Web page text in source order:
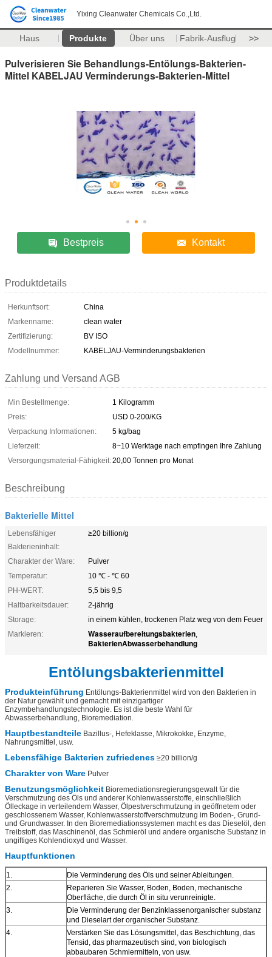
Yixing Cleanwater Chemicals Co.,Ltd.
Haus Produkte Über uns Fabrik-Ausflug >>
Pulverisieren Sie Behandlungs-Entölungs-Bakterien-
Mittel KABELJAU Verminderungs-Bakterien-Mittel
Bestpreis Kontakt
Produktdetails
Herkunftsort:
China
Markenname:
clean water
Zertifizierung:
BV ISO
Modellnummer:
KABELJAU-Verminderungsbakterien
Zahlung und Versand AGB
Min Bestellmenge:
1 Kilogramm
Preis:
USD 0-200/KG
Verpackung Informationen:
5 kg/bag
Lieferzeit:
8~10 Werktage nach empfingen Ihre Zahlung
Versorgungsmaterial-Fähigkeit:20,00 Tonnen pro Monat
Beschreibung
Bakterielle Mittel
Lebensfähiger
Bakterieninhalt:
≥20 billion/g
Charakter der Ware:
Pulver
Temperatur:
10 ℃ - ℃ 60
PH-WERT:
5,5 bis 9,5
Haltbarkeitsdauer:
2-jährig
Storage:
in einem kühlen, trockenen Platz weg von dem Feuer
Markieren:
Wasseraufbereitungsbakterien,
BakterienAbwasserbehandlung
Entölungsbakterienmittel
Produkteinführung Entölungs-Bakterienmittel wird von den Bakterien in
der Natur gewählt und gemacht mit einzigartiger
Enzymbehandlungstechnologie. Es ist die beste Wahl für
Abwasserbehandlung, Bioremediation.
Hauptbestandteile Bazillus-, Hefeklasse, Mikrokokke, Enzyme,
Nahrungsmittel, usw.
Lebensfähige Bakterien zufriedenes ≥20 billion/g
Charakter von Ware Pulver
Benutzungsmöglichkeit Bioremediationsregierungsgewalt für die
Verschmutzung des Öls und anderer Kohlenwasserstoffe, einschließlich
Ölleckage in verteilendem Wasser, Ölpestverschmutzung in geöffnetem oder
geschlossenem Wasser, Kohlenwasserstoffverschmutzung im Boden-, Grund-
und Grundwasser. In den Bioremediationssystemen macht es das Dieselöl, den
Treibstoff, das Maschinenöl, das Schmieröl und andere organische Substanz in
ungiftiges Kohlendioxyd und Wasser.
Hauptfunktionen
1.
Die Verminderung des Öls und seiner Ableitungen.
2.
Reparieren Sie Wasser, Boden, Boden, mechanische
Oberfläche, die durch Öl in situ verunreinigte.
3.
Die Verminderung der Benzinklassenorganischer substanz
und Dieselart der organischer Substanz.
4.
Verstärken Sie das Lösungsmittel, das Beschichtung, das
Tensid, das pharmazeutisch sind, von biologisch
abbaubaren Schmiermitteln, von usw.